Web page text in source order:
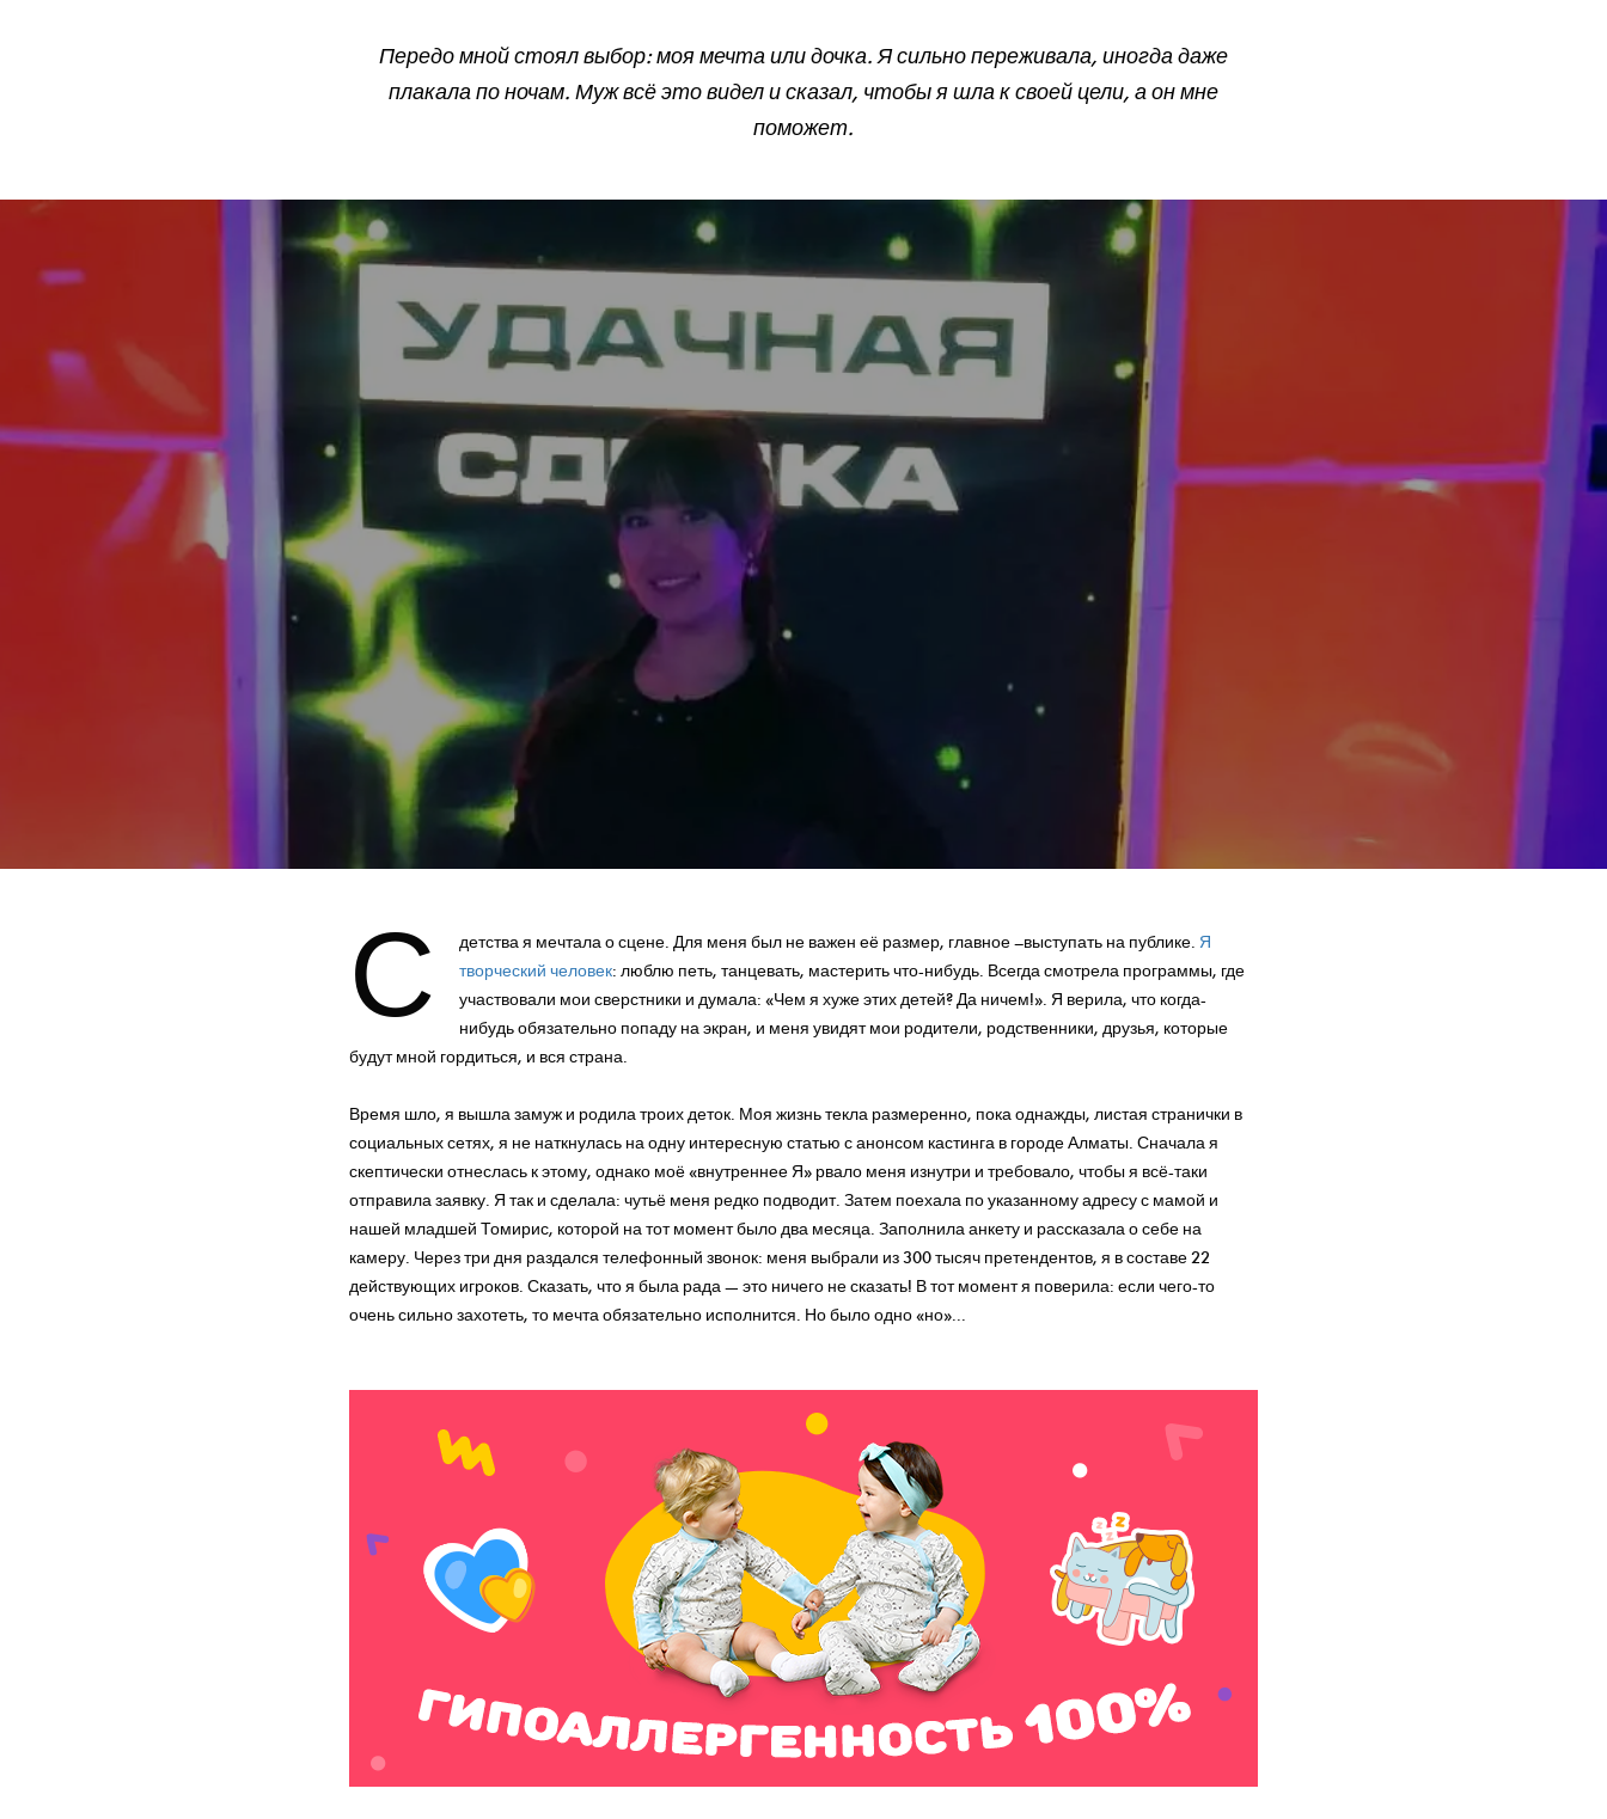
Lucky Child- дарим 500 рублей
на первую покупку для вашего малыша
Передо мной стоял выбор: моя мечта или дочка. Я сильно переживала, иногда даже
плакала по ночам. Муж всё это видел и сказал, чтобы я шла к своей цели, а он мне
поможет.
С детства я мечтала о сцене. Для меня был не важен её размер, главное –выступать на публике. Я
творческий человек: люблю петь, танцевать, мастерить что-нибудь. Всегда смотрела программы, где
участвовали мои сверстники и думала: «Чем я хуже этих детей? Да ничем!». Я верила, что когда-
нибудь обязательно попаду на экран, и меня увидят мои родители, родственники, друзья, которые
будут мной гордиться, и вся страна.
Время шло, я вышла замуж и родила троих деток. Моя жизнь текла размеренно, пока однажды, листая странички в
социальных сетях, я не наткнулась на одну интересную статью с анонсом кастинга в городе Алматы. Сначала я
скептически отнеслась к этому, однако моё «внутреннее Я» рвало меня изнутри и требовало, чтобы я всё-таки
отправила заявку. Я так и сделала: чутьё меня редко подводит. Затем поехала по указанному адресу с мамой и
нашей младшей Томирис, которой на тот момент было два месяца. Заполнила анкету и рассказала о себе на
камеру. Через три дня раздался телефонный звонок: меня выбрали из 300 тысяч претендентов, я в составе 22
действующих игроков. Сказать, что я была рада — это ничего не сказать! В тот момент я поверила: если чего-то
очень сильно захотеть, то мечта обязательно исполнится. Но было одно «но»...